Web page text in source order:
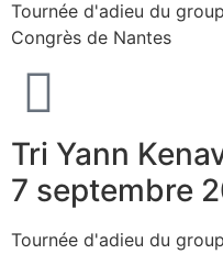
Tournée d'adieu du
Congrès de Nantes
Tri Yann
7 septembre
Tournée d'adieu du